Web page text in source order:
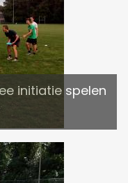
initiatie spelen